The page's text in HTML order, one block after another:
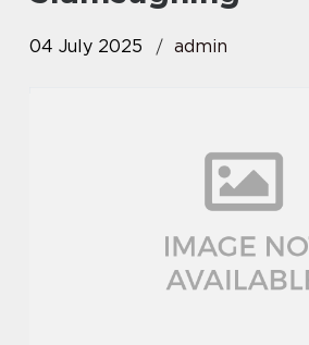
04 July 2025 admin